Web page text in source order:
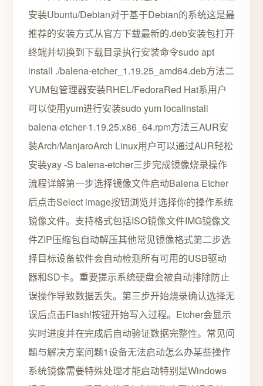
安装Ubuntu/Debian对于基于Debian的系统这是最
推荐的安装方式从官方下载最新的.deb安装包打开
终端并切换到下载目录执行安装命令sudo apt
install ./balena-etcher_1.19.25_amd64.deb方法二
YUM包管理器安装RHEL/FedoraRed Hat系用户
可以使用yum进行安装sudo yum localinstall
balena-etcher-1.19.25.x86_64.rpm方法三AUR安
装Arch/ManjaroArch Linux用户可以通过AUR轻松
安装yay -S balena-etcher三步完成镜像烧录操作
流程详解第一步选择镜像文件启动Balena Etcher
后点击Select image按钮浏览并选择你的操作系统
镜像文件。支持格式包括ISO镜像文件IMG镜像文
件ZIP压缩包自动解压其他常见镜像格式第二步选
择目标设备软件会自动检测所有可用的USB驱动
器和SD卡。重要提示系统硬盘会被自动排除防止
误操作导致数据丢失。第三步开始烧录确认选择无
误后点击Flash!按钮开始写入过程。Etcher会显示
实时进度并在完成后自动验证数据完整性。常见问
题与解决方案问题1设备无法启动怎么办某些操作
系统镜像需要特殊处理才能启动特别是Windows